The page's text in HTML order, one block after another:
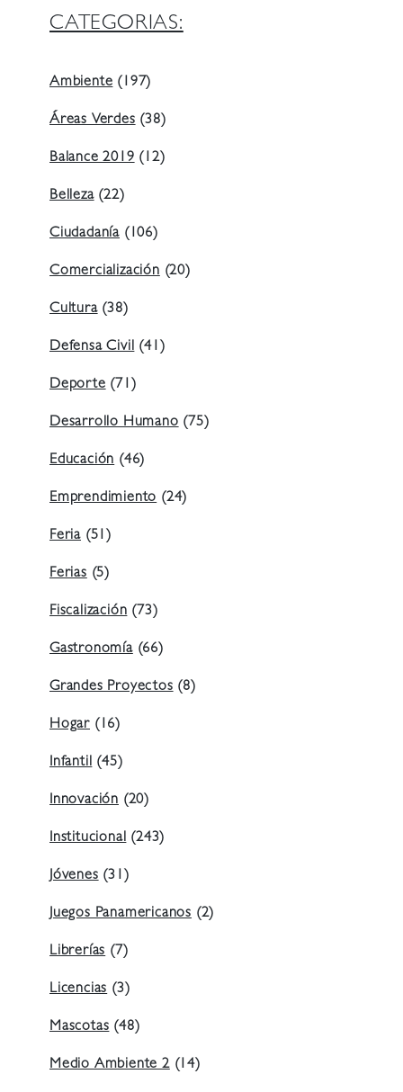
CATEGORIAS:
Ambiente(197)
Áreas Verdes(38)
Balance 2019(12)
Belleza(22)
Ciudadanía (106)
Comercialización(20)
Cultura(38)
Defensa Civil(41)
Deporte(71)
Desarrollo Humano(75)
Educación(46)
Emprendimiento(24)
Feria (51)
Ferias(5)
Fiscalización(73)
Gastronomía(66)
Grandes Proyectos(8)
Hogar (16)
Infantil(45)
Innovación (20)
Institucional(243)
Jóvenes(31)
Juegos Panamericanos (2)
Librerías(7)
Licencias(3)
Mascotas(48)
Medio Ambiente 2(14)